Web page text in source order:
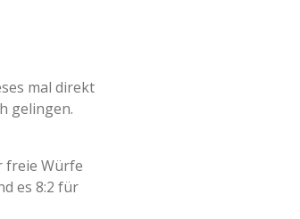
mal direkt
gelingen.
freie Würfe
es 8:2 für